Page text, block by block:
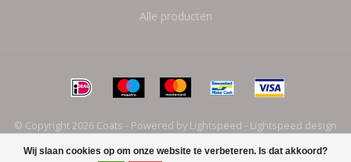
Wij slaan cookies op om onze website te verbeteren. Is dat akkoord?
Alle producten
© Copyright 2026 Coats - Powered by Lightspeed - Lightspeed design
byDyvelopment
FILTERS